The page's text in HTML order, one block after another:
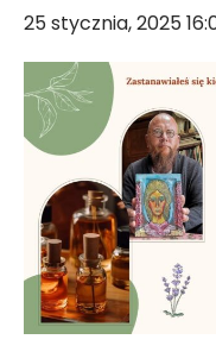
25 stycznia, 2025